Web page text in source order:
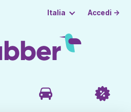
Italia Accedi →